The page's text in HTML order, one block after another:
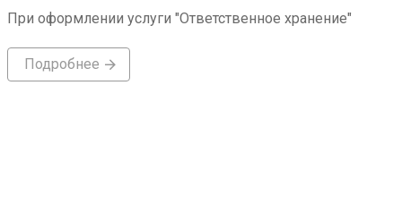
При оформлении услуги "Ответственное хранение"
Подробнее